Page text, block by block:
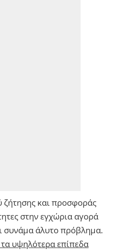
ζήτησης και προσφοράς
στην εγχώρια αγορά
συνάμα άλυτο πρόβλημα.
υψηλότερα επίπεδα